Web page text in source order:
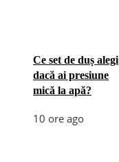
Ce set de duș alegi
dacă ai presiune
mică la apă?
10 ore ago